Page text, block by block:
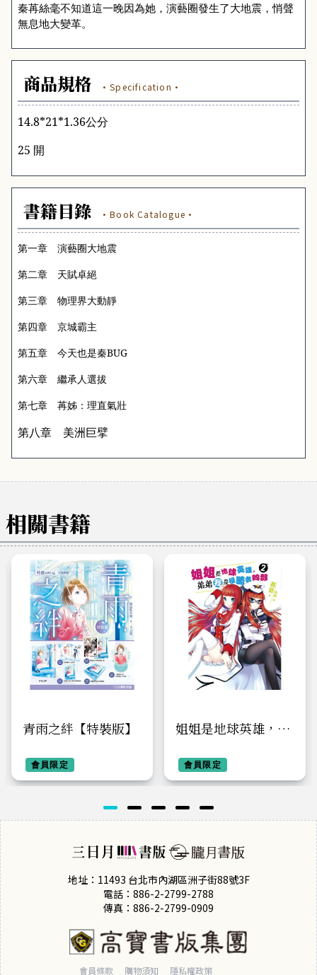
秦苒絲毫不知道這一晚因為她，演藝圈發生了大地震，悄聲
無息地大變革。
商品規格 ·Specification·
14.8*21*1.36公分
25 開
書籍目錄 ·Book Catalogue·
第一章 演藝圈大地震
第二章 天賦卓絕
第三章 物理界大動靜
第四章 京城霸主
第五章 今天也是秦BUG
第六章 繼承人選拔
第七章 苒姊：理直氣壯
第八章 美洲巨擘
相關書籍
青雨之絆【特裝版】
會員限定
姐姐是地球英雄，弟
會員限定
地址：11493 台北市內湖區洲子街88號3F
電話：886-2-2799-2788
傳真：886-2-2799-0909
會員條款 購物須知 隱私權政策